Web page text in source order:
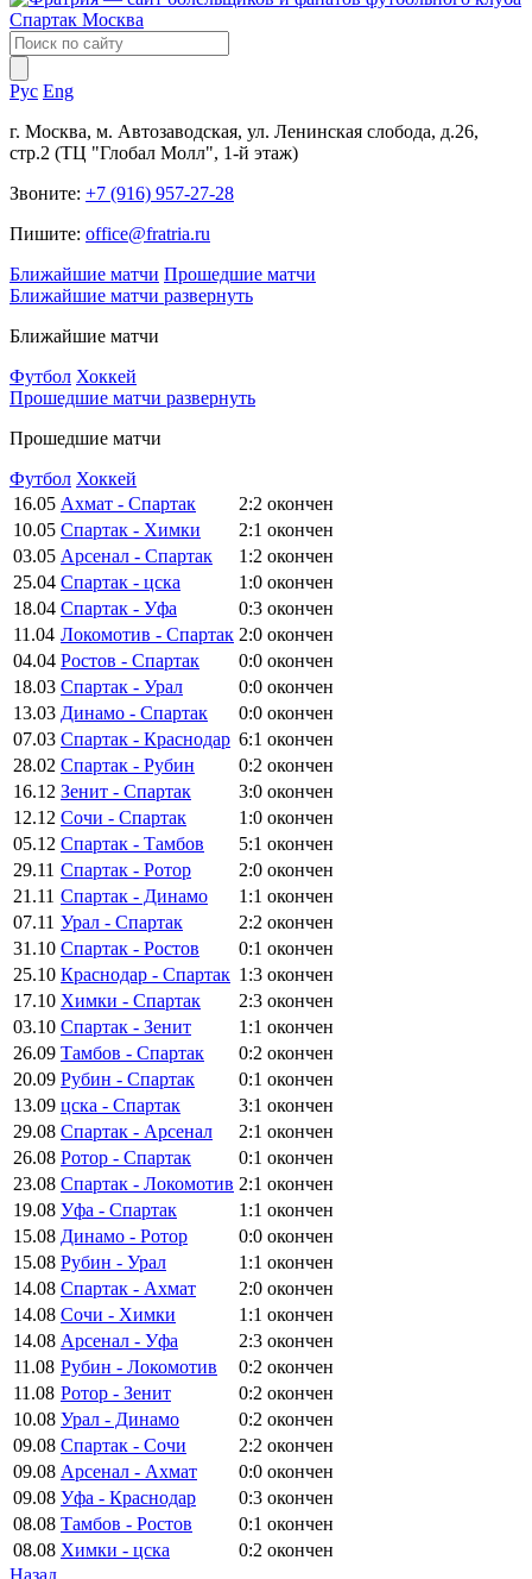
Рус Eng
г. Москва, м. Автозаводская, ул. Ленинская слобода, д.26,
стр.2 (ТЦ "Глобал Молл", 1-й этаж)
Звоните: +7 (916) 957-27-28
Пишите: office@fratria.ru
Ближайшие матчи Прошедшие матчи
Ближайшие матчи развернуть
Ближайшие матчи
Футбол Хоккей
Прошедшие матчи развернуть
Прошедшие матчи
Футбол Хоккей
16.05 Ахмат - Спартак 2:2 окончен
10.05 Спартак - Химки 2:1 окончен
03.05 Арсенал - Спартак 1:2 окончен
25.04 Спартак - цска 1:0 окончен
18.04 Спартак - Уфа 0:3 окончен
11.04 Локомотив - Спартак 2:0 окончен
04.04 Ростов - Спартак 0:0 окончен
18.03 Спартак - Урал 0:0 окончен
13.03 Динамо - Спартак 0:0 окончен
07.03 Спартак - Краснодар 6:1 окончен
28.02 Спартак - Рубин 0:2 окончен
16.12 Зенит - Спартак 3:0 окончен
12.12 Сочи - Спартак 1:0 окончен
05.12 Спартак - Тамбов 5:1 окончен
29.11 Спартак - Ротор 2:0 окончен
21.11 Спартак - Динамо 1:1 окончен
07.11 Урал - Спартак 2:2 окончен
31.10 Спартак - Ростов 0:1 окончен
25.10 Краснодар - Спартак 1:3 окончен
17.10 Химки - Спартак 2:3 окончен
03.10 Спартак - Зенит 1:1 окончен
26.09 Тамбов - Спартак 0:2 окончен
20.09 Рубин - Спартак 0:1 окончен
13.09 цска - Спартак 3:1 окончен
29.08 Спартак - Арсенал 2:1 окончен
26.08 Ротор - Спартак 0:1 окончен
23.08 Спартак - Локомотив 2:1 окончен
19.08 Уфа - Спартак 1:1 окончен
15.08 Динамо - Ротор 0:0 окончен
15.08 Рубин - Урал 1:1 окончен
14.08 Спартак - Ахмат 2:0 окончен
14.08 Сочи - Химки 1:1 окончен
14.08 Арсенал - Уфа 2:3 окончен
11.08 Рубин - Локомотив 0:2 окончен
11.08 Ротор - Зенит 0:2 окончен
10.08 Урал - Динамо 0:2 окончен
09.08 Спартак - Сочи 2:2 окончен
09.08 Арсенал - Ахмат 0:0 окончен
09.08 Уфа - Краснодар 0:3 окончен
08.08 Тамбов - Ростов 0:1 окончен
08.08 Химки - цска 0:2 окончен
Назад